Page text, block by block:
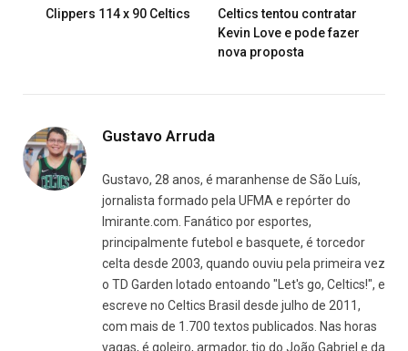
Clippers 114 x 90 Celtics
Celtics tentou contratar
Kevin Love e pode fazer
nova proposta
Gustavo Arruda
Gustavo, 28 anos, é maranhense de São Luís,
jornalista formado pela UFMA e repórter do
Imirante.com. Fanático por esportes,
principalmente futebol e basquete, é torcedor
celta desde 2003, quando ouviu pela primeira vez
o TD Garden lotado entoando "Let's go, Celtics!", e
escreve no Celtics Brasil desde julho de 2011,
com mais de 1.700 textos publicados. Nas horas
vagas, é goleiro, armador, tio do João Gabriel e da